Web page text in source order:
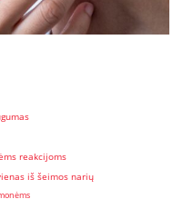
reakcijoms
iš šeimos narių